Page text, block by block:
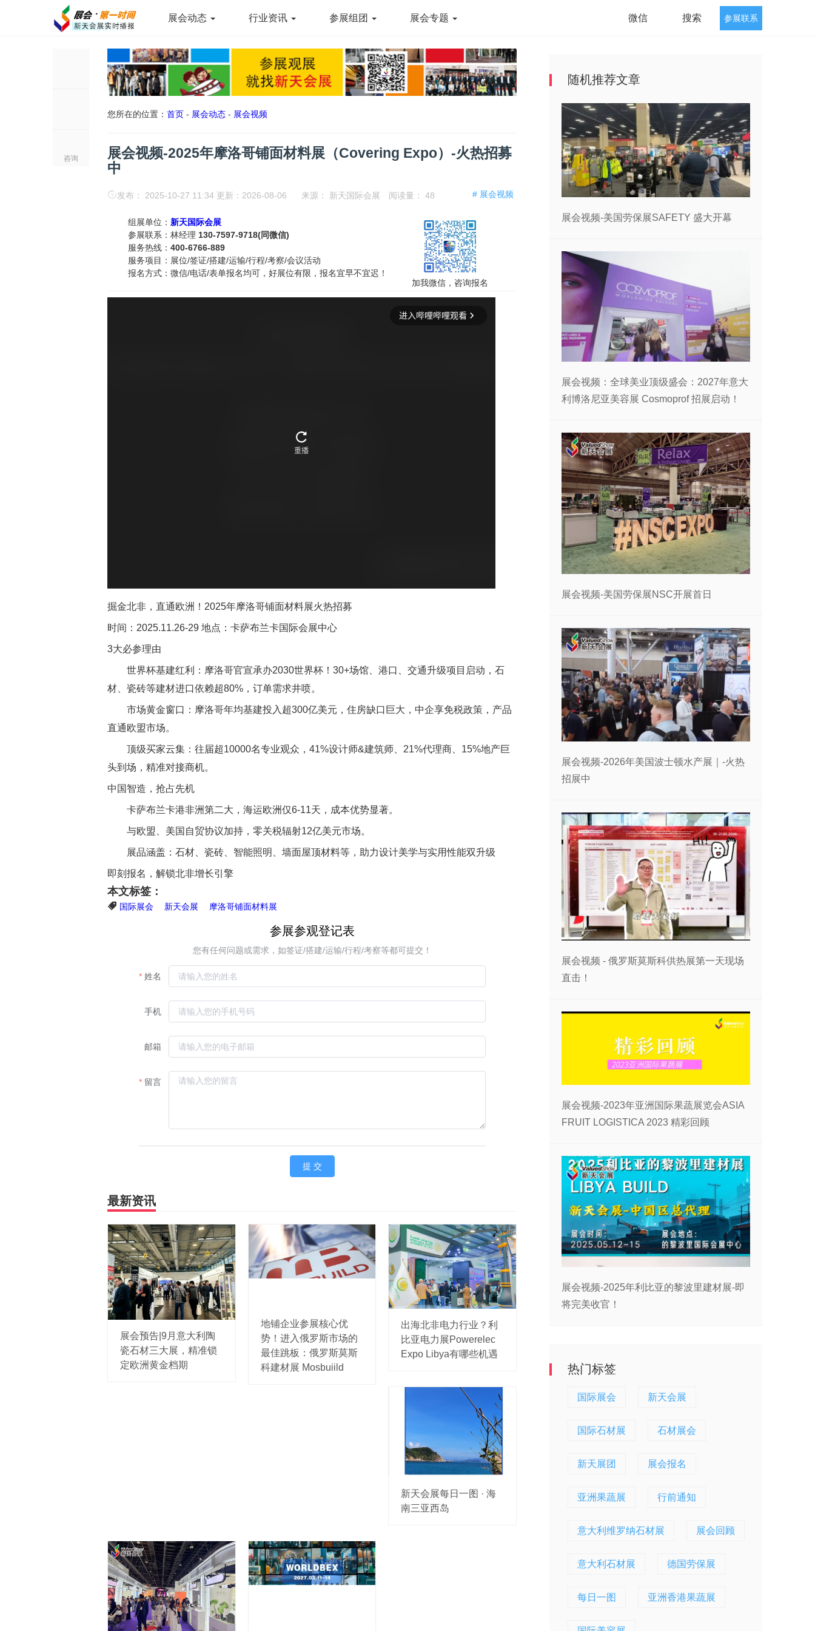
展会动态 行业资讯 参展组团 展会专题 微信 搜索 参展联系
咨询
您所在的位置： 首页 - 展会动态 - 展会视频
展会视频-2025年摩洛哥铺面材料展（Covering Expo）-火热招募
中
# 展会视频
发布： 2025-10-27 11:34 更新：2026-08-06 来源： 新天国际会展 阅读量： 48
组展单位： 新天国际会展
参展联系：林经理 130-7597-9718(同微信)
服务热线： 400-6766-889
服务项目：展位/签证/搭建/运输/行程/考察/会议活动
报名方式：微信/电话/表单报名均可，好展位有限，报名宜早不宜迟！
加我微信，咨询报名
掘金北非，直通欧洲！2025年摩洛哥铺面材料展火热招募
时间：2025.11.26-29 地点：卡萨布兰卡国际会展中心
3大必参理由
世界杯基建红利：摩洛哥官宣承办2030世界杯！30+场馆、港口、交通升级项目启动，石
材、瓷砖等建材进口依赖超80%，订单需求井喷。
市场黄金窗口：摩洛哥年均基建投入超300亿美元，住房缺口巨大，中企享免税政策，产品
直通欧盟市场。
顶级买家云集：往届超10000名专业观众，41%设计师&建筑师、21%代理商、15%地产巨
头到场，精准对接商机。
中国智造，抢占先机
卡萨布兰卡港非洲第二大，海运欧洲仅6-11天，成本优势显著。
与欧盟、美国自贸协议加持，零关税辐射12亿美元市场。
展品涵盖：石材、瓷砖、智能照明、墙面屋顶材料等，助力设计美学与实用性能双升级
即刻报名，解锁北非增长引擎
本文标签：
国际展会 新天会展 摩洛哥铺面材料展
最新资讯
展会预告|9月意大利陶
瓷石材三大展，精准锁
定欧洲黄金档期
地铺企业参展核心优
势！进入俄罗斯市场的
最佳跳板：俄罗斯莫斯
科建材展 Mosbuiild
出海北非电力行业？利
比亚电力展Powerelec
Expo Libya有哪些机遇
新天会展每日一图 · 海
南三亚西岛
随机推荐文章
展会视频-美国劳保展SAFETY 盛大开幕
展会视频：全球美业顶级盛会：2027年意大
利博洛尼亚美容展 Cosmoprof 招展启动！
展会视频-美国劳保展NSC开展首日
展会视频-2026年美国波士顿水产展｜-火热
招展中
展会视频 - 俄罗斯莫斯科供热展第一天现场
直击！
展会视频-2023年亚洲国际果蔬展览会ASIA
FRUIT LOGISTICA 2023 精彩回顾
展会视频-2025年利比亚的黎波里建材展-即
将完美收官！
热门标签
国际展会 新天会展
国际石材展 石材展会
新天展团 展会报名
亚洲果蔬展 行前通知
意大利维罗纳石材展 展会回顾
意大利石材展 德国劳保展
每日一图 亚洲香港果蔬展